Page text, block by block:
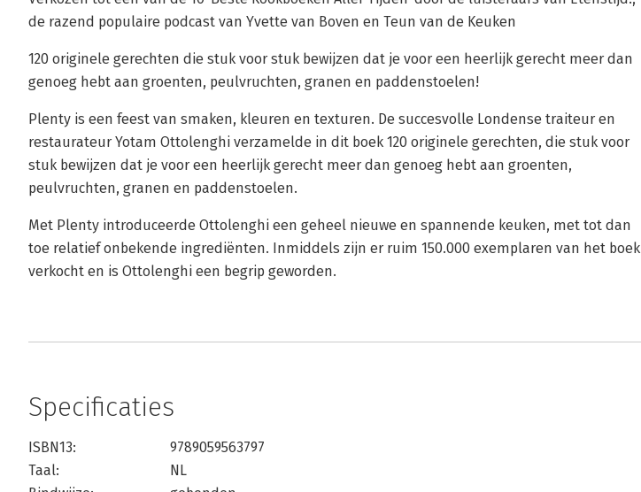
de razend populaire podcast van Yvette van Boven en Teun van de Keuken
120 originele gerechten die stuk voor stuk bewijzen dat je voor een heerlijk gerecht meer dan
genoeg hebt aan groenten, peulvruchten, granen en paddenstoelen!
Plenty is een feest van smaken, kleuren en texturen. De succesvolle Londense traiteur en
restaurateur Yotam Ottolenghi verzamelde in dit boek 120 originele gerechten, die stuk voor
stuk bewijzen dat je voor een heerlijk gerecht meer dan genoeg hebt aan groenten,
peulvruchten, granen en paddenstoelen.
Met Plenty introduceerde Ottolenghi een geheel nieuwe en spannende keuken, met tot dan
toe relatief onbekende ingrediënten. Inmiddels zijn er ruim 150.000 exemplaren van het boek
verkocht en is Ottolenghi een begrip geworden.
Specificaties
ISBN13:
9789059563797
Taal:
NL